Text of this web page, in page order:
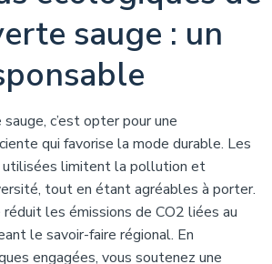
sauge : un
c’est opter pour une
qui favorise la mode durable. Les
limitent la pollution et
tout en étant agréables à porter.
les émissions de CO2 liées au
le savoir-faire régional. En
engagées, vous soutenez une